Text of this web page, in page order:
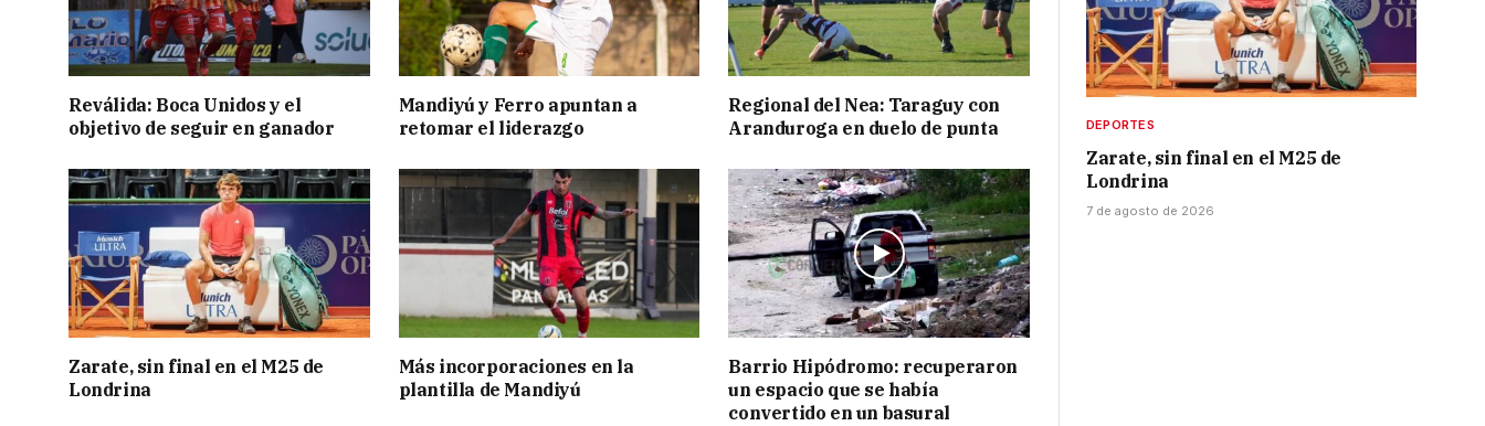
Reválida: Boca Unidos y el
objetivo de seguir en ganador
Mandiyú y Ferro apuntan a
retomar el liderazgo
Regional del Nea: Taraguy con
Aranduroga en duelo de punta
Zarate, sin final en el M25 de
Londrina
Más incorporaciones en la
plantilla de Mandiyú
Barrio Hipódromo: recuperaron
un espacio que se había
convertido en un basural
DEPORTES
Zarate, sin final en el M25 de
Londrina
7 de agosto de 2026